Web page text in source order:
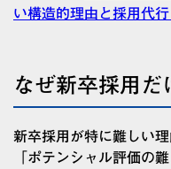
い構造的理由と採用代
なぜ新卒採用だ
新卒採用が特に難しい
「ポテンシャル評価の